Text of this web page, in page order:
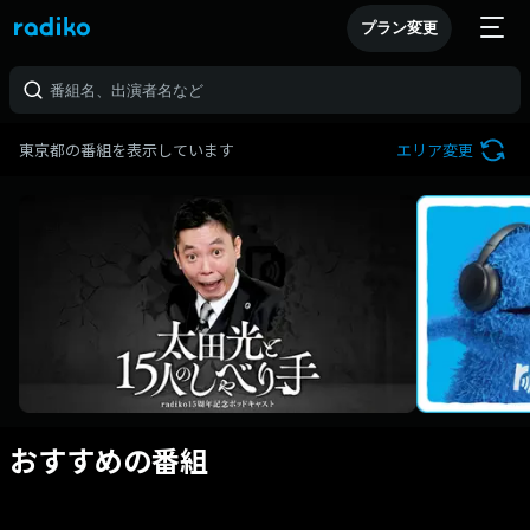
プラン変更
東京都の番組を表示しています エリア変更
おすすめの番組